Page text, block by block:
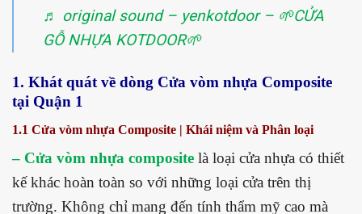
♬ original sound – yenkotdoor – 🌱CỬA
GỖ NHỰA KOTDOOR🌱
1. Khát quát về dòng Cửa vòm nhựa Composite
tại Quận 1
1.1 Cửa vòm nhựa Composite | Khái niệm và Phân loại
– Cửa vòm nhựa composite là loại cửa nhựa có thiết
kế khác hoàn toàn so với những loại cửa trên thị
trường. Không chỉ mang đến tính thẩm mỹ cao mà